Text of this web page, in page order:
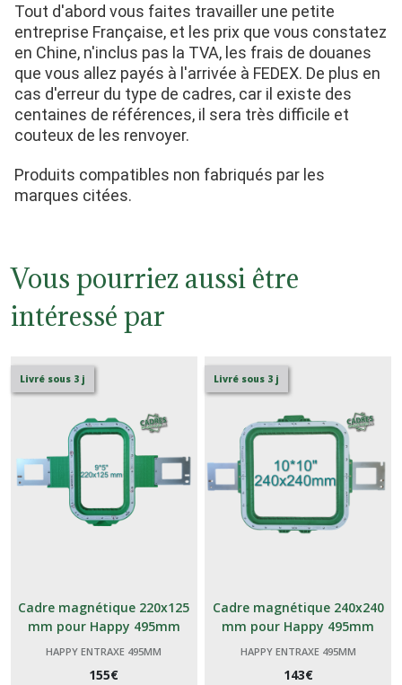
Tout d'abord vous faites travailler une petite
entreprise Française, et les prix que vous constatez
en Chine, n'inclus pas la TVA, les frais de douanes
que vous allez payés à l'arrivée à FEDEX. De plus en
cas d'erreur du type de cadres, car il existe des
centaines de références, il sera très difficile et
couteux de les renvoyer.
Produits compatibles non fabriqués par les
marques citées.
Vous pourriez aussi être
intéressé par
Livré sous 3 j
Cadre magnétique 220x125
mm pour Happy 495mm
HAPPY ENTRAXE 495MM
155€
Livré sous 3 j
Cadre magnétique 240x240
mm pour Happy 495mm
HAPPY ENTRAXE 495MM
143€